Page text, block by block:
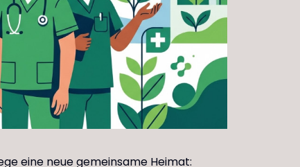
eine neue gemeinsame Heimat: